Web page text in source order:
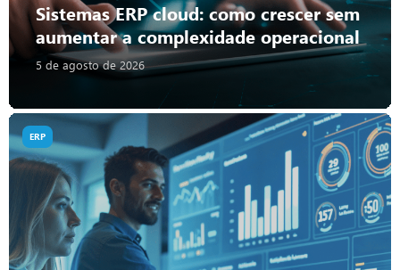
Sistemas ERP cloud: como crescer sem
aumentar a complexidade operacional
5 de agosto de 2026
ERP